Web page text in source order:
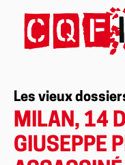
Les vieux
MILAN, 14
GIUSEPPE